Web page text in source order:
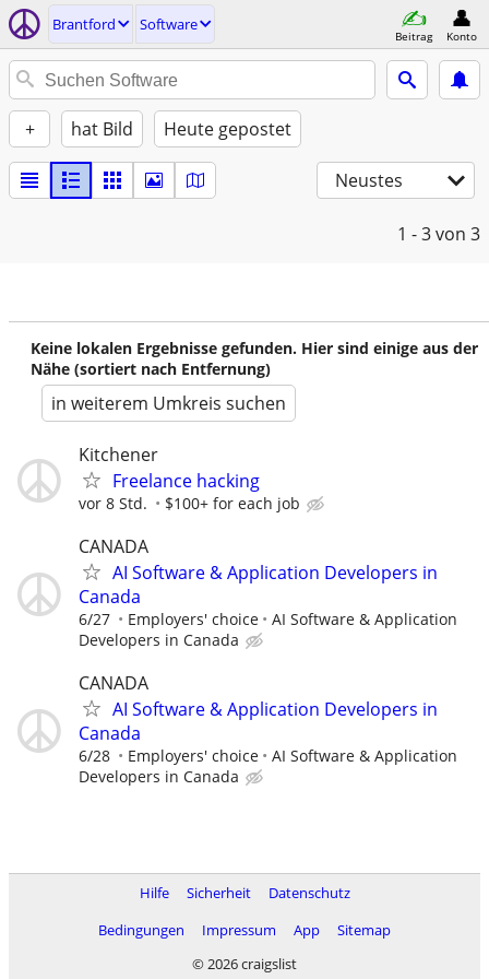
Brantford Software
Beitrag Konto
+ hat Bild Heute gepostet
Neustes
1 - 3von 3
Keine lokalen Ergebnisse gefunden. Hier sind einige aus der
Nähe (sortiert nach Entfernung)
in weiterem Umkreis suchen
Kitchener
Freelance hacking
vor 8 Std. $100+ for each job
CANADA
AI Software & Application Developers in
Canada
6/27 Employers' choice
AI Software & Application
Developers in Canada
CANADA
AI Software & Application Developers in
Canada
6/28 Employers' choice
AI Software & Application
Developers in Canada
Hilfe Sicherheit
Datenschutz
Bedingungen
Impressum App
Sitemap
© 2026 craigslist